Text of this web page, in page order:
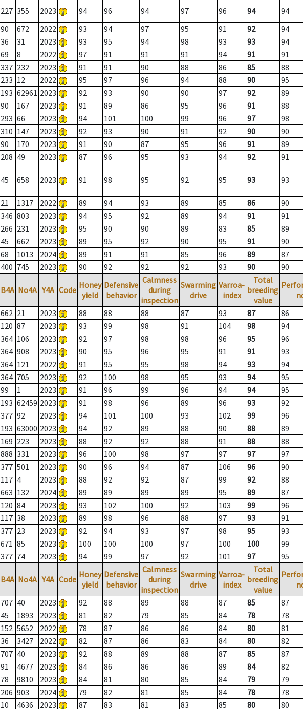
227 355 2023 94 96 94 97 96 94
94
90 672 2022 93 94 97 95 91 92
94
36 31 2023 93 95 94 98 93 93
94
69 8 2022 97 91 91 91 94 91
91
337 232 2023 91 91 90 88 86 85
88
233 12 2022 95 97 96 94 88 90
95
193 62961 2023 92 93 90 90 97 92
89
90 167 2023 91 89 86 95 96 91
88
293 66 2023 94 101 100 99 96 97
98
310 147 2023 92 93 90 91 92 90
90
90 170 2023 91 90 87 95 96 91
89
208 49 2023 87 96 95 93 94 92 91
45 658 2023 91 98 95 92 95 93 93
21 1317 2022 89 94 93 89 85 86
90
346 803 2023 94 95 92 89 94 91
91
266 231 2023 95 90 90 89 83 85
89
45 662 2023 89 95 92 90 95 91
90
68 1013 2024 89 91 91 85 96 89
87
400 745 2023 90 92 92 92 93 90 90
B4A No4A Y4A Code Honey
yield
Defensive
behavior
Calmness
during
inspection
Swarming
drive
Varroa-
index
Total
breeding
value
662 21 2023 88 88 88 87 93 87
86
120 87 2023 93 99 98 91 104 98
94
364 106 2023 92 97 98 98 96 95
96
364 908 2023 90 95 96 95 91 91
93
364 121 2022 91 95 95 98 94 93
94
364 705 2023 92 100 98 95 93 94
95
99 1 2023 91 96 99 96 94 94
95
193 62459 2023 91 98 96 89 96 93
92
377 92 2023 94 101 100 93 102 99
96
193 63000 2023 94 92 89 88 90 88
89
169 223 2023 88 92 92 88 91 88
88
888 331 2023 96 100 98 97 97 97
97
377 501 2023 90 96 94 87 106 96
90
117 4 2023 88 92 92 87 99 92
88
663 132 2024 89 89 89 89 95 89
87
120 84 2023 93 102 100 92 103 99
96
117 38 2023 89 98 96 88 97 93
91
377 23 2023 92 94 93 97 98 95
93
671 85 2023 100 100 100 97 100 100
99
377 74 2023 94 99 97 92 101 97 95
B4A No4A Y4A Code Honey
yield
Defensive
behavior
Calmness
during
inspection
Swarming
drive
Varroa-
index
Total
breeding
value
707 40 2023 92 88 89 88 87 85
87
45 1893 2023 81 82 79 85 84 78
78
152 5652 2022 78 87 86 86 84 80
81
36 3427 2022 82 87 86 83 84 80
82
707 40 2023 92 88 89 88 87 85
87
91 4677 2023 84 86 86 86 89 84
82
78 9810 2023 84 81 80 85 84 79
79
206 903 2024 79 82 81 85 84 78
78
10 4636 2023 87 83 81 83 85 80 80